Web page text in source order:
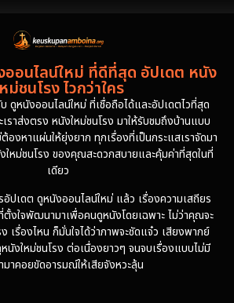
อนไลน์ใหม่ ที่ดีที่สุด อัปเดต หนัง
ม่ชนโรง ไวกว่าใคร
ดูหนังออนไลน์ใหม่ ที่เชื่อถือได้และอัปเดตไวที่สุด
ราส่งตรง หนังใหม่ชนโรง มาให้รับชมถึงบ้านแบบ
องหาแผ่นให้ยุ่งยาก ทุกเรื่องที่เป็นกระแสเราจัดมา
ใหม่ชนโรง ของคุณสะดวกสบายและคุ้มค่าที่สุดในที่
เดียว
อัปเดต ดูหนังออนไลน์ใหม่ แล้ว เรื่องความเสถียร
งใจพัฒนามาเพื่อคนดูหนังโดยเฉพาะ ไม่ว่าคุณจะ
เรื่องไหน ก็มั่นใจได้ว่าภาพจะชัดแจ๋ว เสียงพากย์
นังใหม่ชนโรง ต่อเนื่องยาวๆ จนจบเรื่องแบบไม่มี
าคอยขัดอารมณ์ให้เสียจังหวะลุ้น